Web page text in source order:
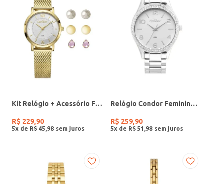
Kit Relógio + Acessório Feminino DOURADO
R$ 229,90
5x de R$ 45 98
Relógio Condor Feminino PRATA
R$ 259,90
5x de R$ 51 98